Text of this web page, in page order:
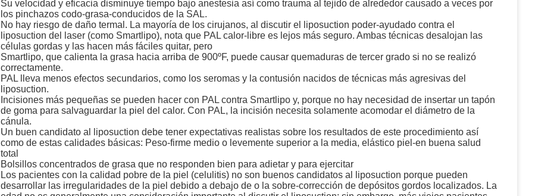
Su velocidad y eficacia disminuye tiempo bajo anestesia así como trauma al tejido de alrededor causado a veces por
los pinchazos codo-grasa-conducidos de la SAL.
No hay riesgo de daño termal. La mayoría de los cirujanos, al discutir el liposuction poder-ayudado contra el
liposuction del laser (como Smartlipo), nota que PAL calor-libre es lejos más seguro. Ambas técnicas desalojan las
células gordas y las hacen más fáciles quitar, pero
Smartlipo, que calienta la grasa hacia arriba de 900ºF, puede causar quemaduras de tercer grado si no se realizó
correctamente.
PAL lleva menos efectos secundarios, como los seromas y la contusión nacidos de técnicas más agresivas del
liposuction.
Incisiones más pequeñas se pueden hacer con PAL contra Smartlipo y, porque no hay necesidad de insertar un tapón
de goma para salvaguardar la piel del calor. Con PAL, la incisión necesita solamente acomodar el diámetro de la
cánula.
Un buen candidato al liposuction debe tener expectativas realistas sobre los resultados de este procedimiento así
como de estas calidades básicas: Peso-firme medio o levemente superior a la media, elástico piel-en buena salud
total
Bolsillos concentrados de grasa que no responden bien para adietar y para ejercitar
Los pacientes con la calidad pobre de la piel (celulitis) no son buenos candidatos al liposuction porque pueden
desarrollar las irregularidades de la piel debido a debajo de o la sobre-corrección de depósitos gordos localizados. La